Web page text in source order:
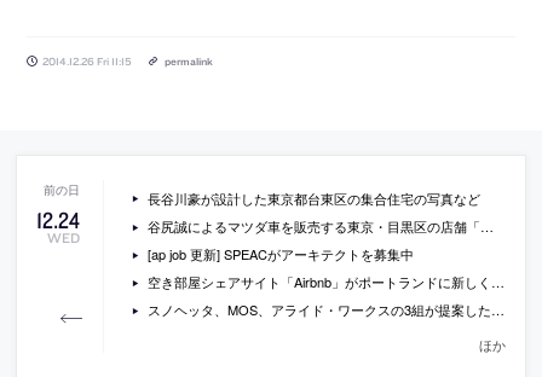
2014.12.26 Fri 11:15 permalink
12.24
WED
長谷川豪が設計した東京都台東区の集合住宅の写真など
谷尻誠によるマツダ車を販売する東京・目黒区の店舗「関東マツダ目黒碑文谷店」の写真
[ap job 更新] SPEACがアーキテクトを募集中
空き部屋シェアサイト「Airbnb」がポートランドに新しく開設した本社オフィスの写真
スノヘッタ、MOS、アライド・ワークスの3組が提案した、ハワイのオバマ大統領センターの画像
ほか